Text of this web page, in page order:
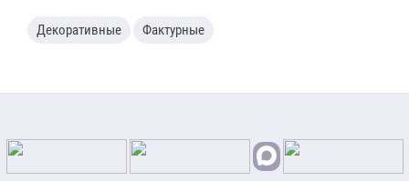
Декоративные Фактурные